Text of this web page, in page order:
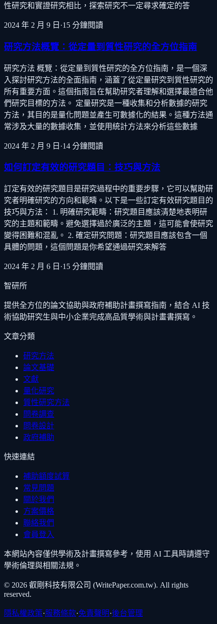
性研究和實證研究相比，探索研究不一定尋求確定的答
2024 年 2 月 9 日 ·15 分鐘閱讀
研究方法概覽：從定量到質性研究的全方位指南
研究方法 概覽：從定量到質性研究的全方位指南，是一個深
入探討研究方法的全面指南，涵蓋了從定量研究到質性研究的
所有重要方面。這個指南旨在幫助研究者理解和選擇最適合他
們研究目標的方法。 定量研究是一種收集和分析數據的研究
方法，其目的是量化問題並產生可數據化的結果。這種方法通
常涉及大量的數據收集，並使用統計方法來分析這些數據
2024 年 2 月 9 日 ·14 分鐘閱讀
如何訂定有效的研究題目：技巧與方法
訂定有效的研究題目是研究過程中的重要步驟，它可以幫助研
究者明確研究的方向和範疇。以下是一些訂定有效研究題目的
技巧與方法： 1. 明確研究範疇：研究題目應該清楚地表明研
究的主題和範疇。避免選擇過於廣泛的主題，這可能會使研究
變得困難和混亂。 2. 確定研究問題：研究題目應該包含一個
具體的問題，這個問題是你希望通過研究來解答
2024 年 2 月 6 日 ·15 分鐘閱讀
智研所
提供全方位的論文協助與政府補助計畫撰寫指南，結合 AI 技
術協助研究生與中小企業完成高品質學術與計畫書撰寫。
文章分類
研究方法
論文基礎
文獻
量化研究
質性研究方法
問卷調查
問卷設計
政府補助
快速連結
補助額度試算
常見問題
關於我們
方案價格
聯絡我們
會員登入
本網站內容僅供學術及計畫撰寫參考，使用 AI 工具時請遵守
學術倫理與相關法規。
© 2026 叡剛科技有限公司 (WritePaper.com.tw). All rights
reserved.
隱私權政策·服務條款·免責聲明·後台管理